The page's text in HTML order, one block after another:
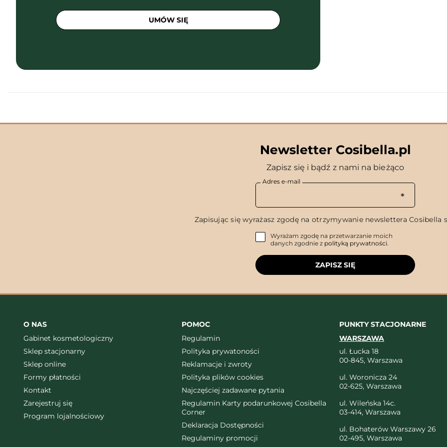
UMÓW SIĘ
Newsletter Cosibella.pl
Zapisz się i bądź z nami na bieżąco
Adres e-mail
Zapisując się wyrażasz zgodę na otrzymywanie newslettera Cosibella
Wyrażam zgodę na przetwarzanie moich
danych zgodnie z polityką prywatności.
ZAPISZ SIĘ
O NAS
Gabinet kosmetologiczny
Sklep stacjonarny
Sklep online
Formy płatności
Kontakt
Zarejestruj się
Program lojalnościowy
POMOC
Regulamin
Polityka prywatoności
Reklamacje i zwroty
Polityka plików cookies
Najczęściej zadawane pytania
Regulamin Karty podarunkowej Cosibella
Corner
Deklaracja Dostępności
Regulaminy promocji
PUNKTY STACJONARNE
WARSZAWA
ul. Łucka 18
00-845, Warszawa
ul. Woronicza 24
02-625, Warszawa
ul. Wileńska 14c.
03-414, Warszawa
ul. Bohaterów Warszawy 26
02-495, Warszawa